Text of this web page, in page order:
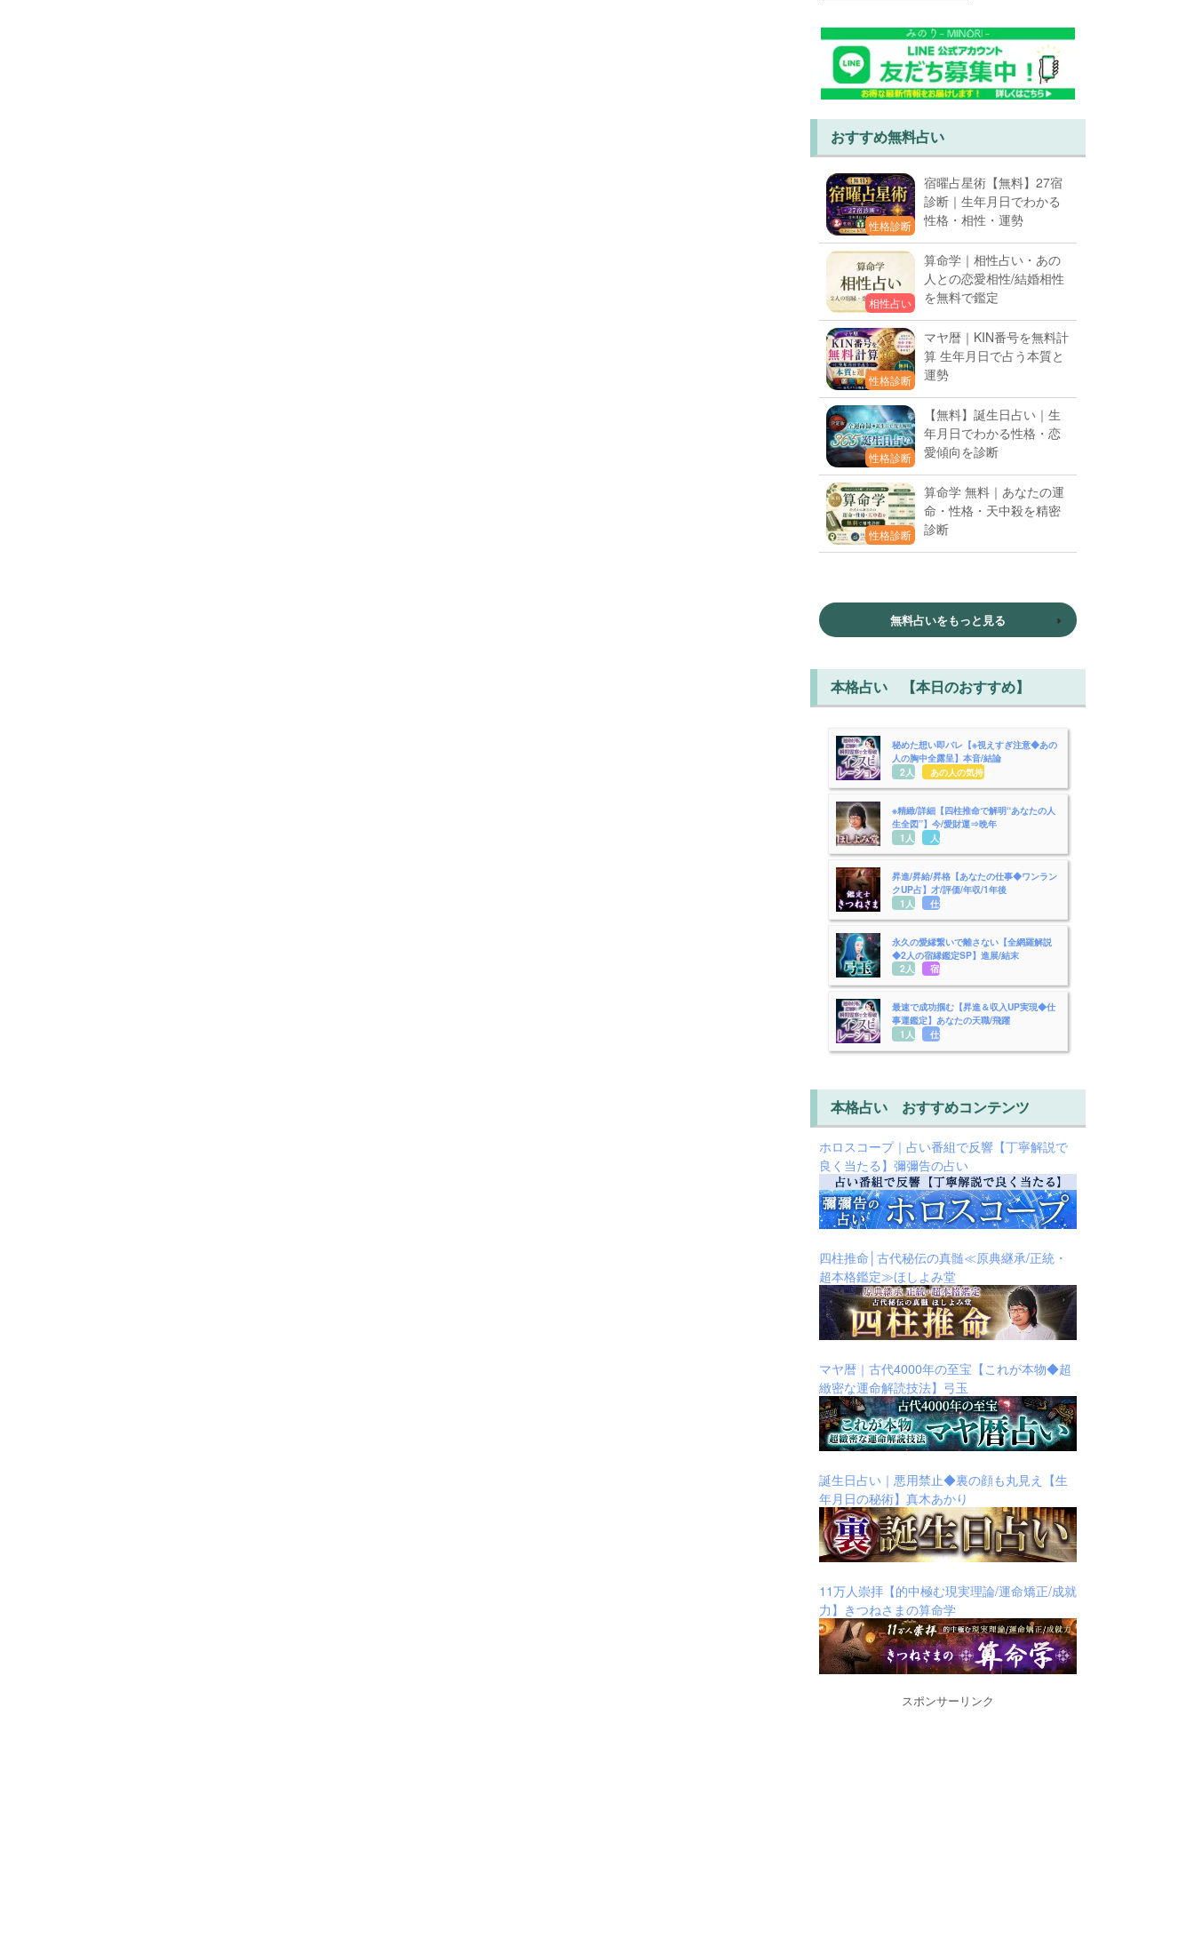
おすすめ無料占い
性格診断
宿曜占星術【無料】27宿
診断｜生年月日でわかる
性格・相性・運勢
相性占い
算命学｜相性占い・あの
人との恋愛相性/結婚相性
を無料で鑑定
性格診断
マヤ暦｜KIN番号を無料計
算 生年月日で占う本質と
運勢
性格診断
【無料】誕生日占い｜生
年月日でわかる性格・恋
愛傾向を診断
性格診断
算命学 無料｜あなたの運
命・性格・天中殺を精密
診断
無料占いをもっと見る
本格占い 【本日のおすすめ】
秘めた想い即バレ【※視えすぎ注意◆あの
人の胸中全露呈】本音/結論
2人用 あの人の気持ち
※精緻/詳細【四柱推命で解明“あなたの人
生全図”】今/愛財運⇒晩年
1人用
人生
昇進/昇給/昇格【あなたの仕事◆ワンラン
クUP占】才/評価/年収/1年後
1人用 仕事
永久の愛縁繋いで離さない【全網羅解説
◆2人の宿縁鑑定SP】進展/結末
2人用 宿縁
最速で成功掴む【昇進＆収入UP実現◆仕
事運鑑定】あなたの天職/飛躍
1人用
仕事
本格占い おすすめコンテンツ
ホロスコープ｜占い番組で反響【丁寧解説で
良く当たる】彌彌告の占い
四柱推命│古代秘伝の真髄≪原典継承/正統・
超本格鑑定≫ほしよみ堂
マヤ暦｜古代4000年の至宝【これが本物◆超
緻密な運命解読技法】弓玉
誕生日占い｜悪用禁止◆裏の顔も丸見え【生
年月日の秘術】真木あかり
11万人崇拝【的中極む現実理論/運命矯正/成就
力】きつねさまの算命学
スポンサーリンク